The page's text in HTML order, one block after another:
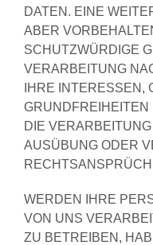
DATEN. EINE
ABER
SCHUTZWÜRDIGE
VERARBEITUNG
IHRE INTERESSEN,
GRUNDFREIHEITEN
DIE
AUSÜBUNG ODER
WERDEN IHRE
VON UNS
ZU BETREIBEN,